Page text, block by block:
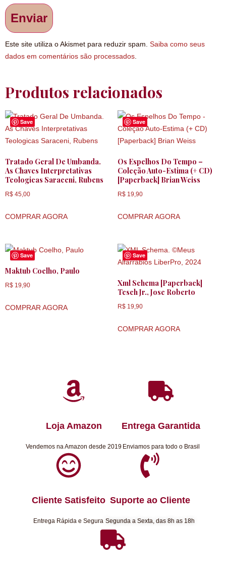
Este site utiliza o Akismet para reduzir spam. Saiba como seus
dados em comentários são processados
Produtos relacionados
Save
Tratado Geral De Umbanda.
As Chaves Interpretativas
Teologicas Saraceni, Rubens
R$ 45,00
COMPRAR AGORA
Save
Os Espelhos Do Tempo –
Coleção Auto-Estima (+ CD)
[Paperback] Brian Weiss
R$19,90
COMPRAR AGORA
Save
Maktub Coelho, Paulo
R$ 19,90
COMPRAR AGORA
Save
Xml Schema [Paperback]
Tesch Jr., Jose Roberto
R$19,90
COMPRAR AGORA
Loja Amazon
Vendemos na Amazon desde 2019
Entrega Garantida
Enviamos para todo o Brasil
Cliente Satisfeito
Entrega Rápida e Segura
Suporte ao Cliente
Segunda a Sexta, das 8h as 18h